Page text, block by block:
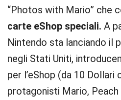
“Photos with Mario” che
carte eShop speciali. A
Nintendo sta lanciando il
negli Stati Uniti,
per l’eShop (da 10 Dollari
protagonisti Mario, Peach